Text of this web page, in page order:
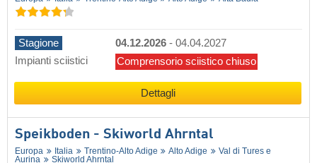
Stagione 04.12.2026 - 04.04.2027
Impianti sciistici
Comprensorio sciistico chiuso
Dettagli
Speikboden - Skiworld Ahrntal
Europa Italia Trentino-Alto Adige Alto Adige
Val di Tures e
Aurina
Skiworld Ahrntal